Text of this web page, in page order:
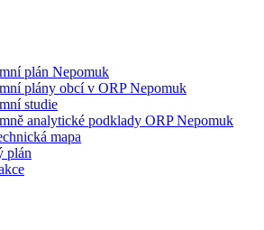
plán Nepomuk
plány obcí v ORP Nepomuk
studie
analytické podklady ORP Nepomuk
mapa
plán